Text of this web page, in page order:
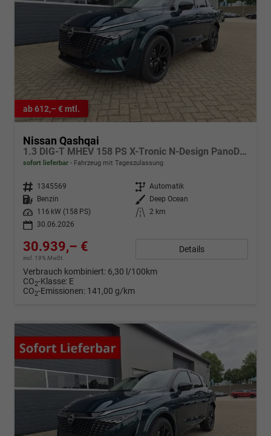
ab 612,– € mtl.
Nissan Qashqai
1.3 DIG-T MHEV 158 PS X-Tronic N-Design PanoDach Teil-Leder Klimaautomatik Sitzheizung Lenkradheizung Navi ACC PDC v+h 360°Kamera DAB Bluetooth Touchscreen Apple CarPlay Android Auto 19"Zoll
sofort lieferbar Fahrzeug mit Tageszulassung
Fahrzeugnr. 1345569 Getriebe Automatik
Kraftstoff
Benzin Außenfarbe
Deep Ocean
Leistung
116 kW (158 PS) Kilometerstand
2 km
30.06.2026
30.939,– €
incl. 19% MwSt.
Details
Verbrauch kombiniert: 6,30 l/100km
CO2-Klasse: E
CO2-Emissionen: 141,00 g/km